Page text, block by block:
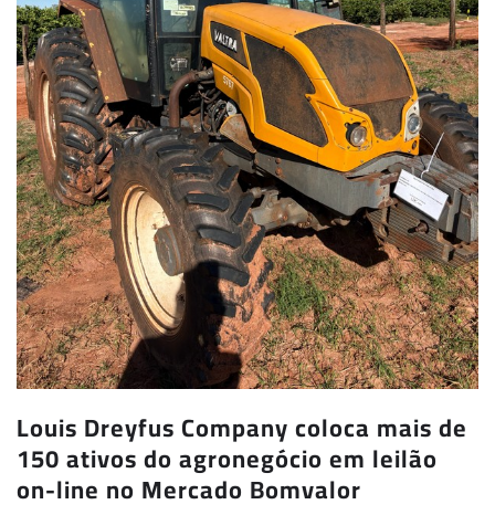
Louis Dreyfus Company coloca mais de
150 ativos do agronegócio em leilão
on-line no Mercado Bomvalor